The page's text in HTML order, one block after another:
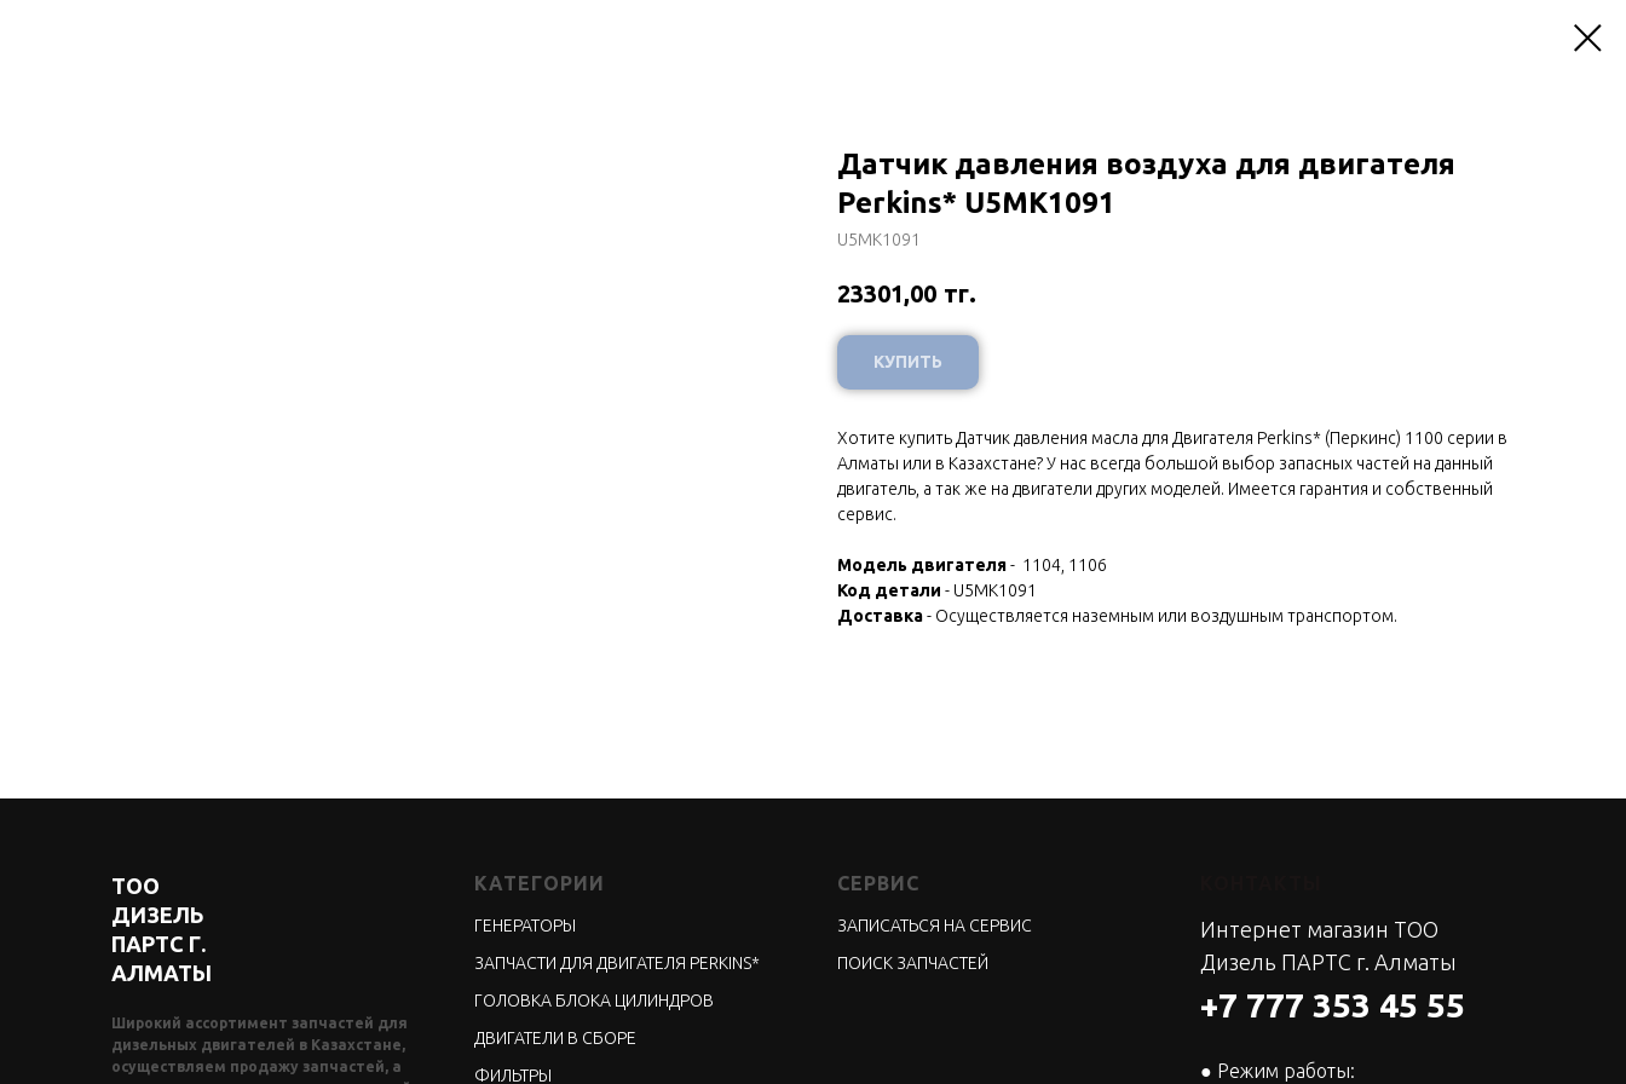
Датчик давления воздуха для двигателя
Perkins* U5MK1091
U5MK1091
23301,00 тг.
КУПИТЬ
Хотите купить Датчик давления масла для Двигателя Perkins* (Перкинс) 1100 серии в
Алматы или в Казахстане? У нас всегда большой выбор запасных частей на данный
двигатель, а так же на двигатели других моделей. Имеется гарантия и собственный
сервис.
Модель двигателя- 1104, 1106
Код детали - U5MK1091
Доставка- Осуществляется наземным или воздушным транспортом.
ТОО
ДИЗЕЛЬ
ПАРТС Г.
АЛМАТЫ
Широкий ассортимент запчастей для
дизельных двигателей в Казахстане,
осуществляем продажу запчастей, а
КАТЕГОРИИ
ГЕНЕРАТОРЫ
ЗАПЧАСТИ ДЛЯ ДВИГАТЕЛЯ PERKINS*
ГОЛОВКА БЛОКА ЦИЛИНДРОВ
ДВИГАТЕЛИ В СБОРЕ
ФИЛЬТРЫ
СЕРВИС
ЗАПИСАТЬСЯ НА СЕРВИС
ПОИСК ЗАПЧАСТЕЙ
Интернет магазин ТОО
Дизель ПАРТС г. Алматы
+7 777 353 45 55
● Режим работы: